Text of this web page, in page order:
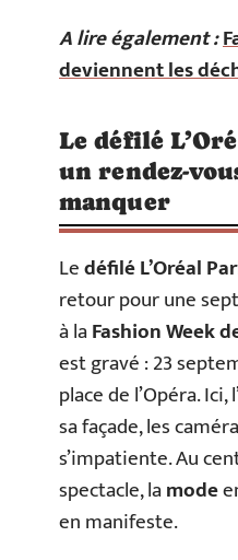
A lire également :
deviennent les
Le défilé
un rendez-
manquer
Ledéfilé L’Oréal
retour pour une
à laFashion Week
est gravé : 23
place de l’Opéra.
sa façade, les
s’impatiente. Au
spectacle, lamode
en manifeste.